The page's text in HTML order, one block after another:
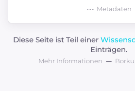
Metadaten
Diese Seite ist Teil einer
Einträgen.
Mehr Informationen